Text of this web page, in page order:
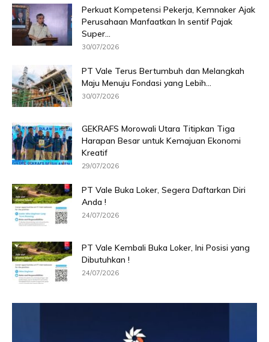
Perkuat Kompetensi Pekerja, Kemnaker Ajak
Perusahaan Manfaatkan In sentif Pajak
Super...
30/07/2026
PT Vale Terus Bertumbuh dan Melangkah
Maju Menuju Fondasi yang Lebih...
30/07/2026
GEKRAFS Morowali Utara Titipkan Tiga
Harapan Besar untuk Kemajuan Ekonomi
Kreatif
29/07/2026
PT Vale Buka Loker, Segera Daftarkan Diri
Anda !
24/07/2026
PT Vale Kembali Buka Loker, Ini Posisi yang
Dibutuhkan !
24/07/2026